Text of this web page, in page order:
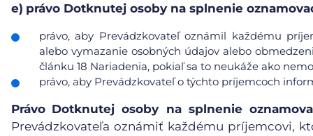
e) právo Dotknutej osoby na splnenie
právo, aby Prevádzkovateľ oznámil každému
alebo vymazanie osobných údajov alebo
článku 18 Nariadenia, pokiaľ sa to neukáže ako
právo, aby Prevádzkovateľ o týchto príjemcoch
Právo Dotknutej osoby na splnenie
Prevádzkovateľa oznámiť každému príjemcovi,